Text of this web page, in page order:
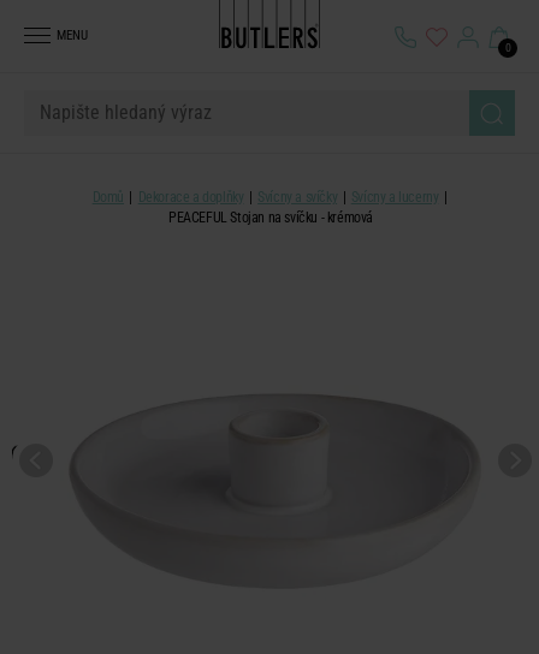
MENU
0
Domů Dekorace a doplňky Svícny a svíčky
Svícny a lucerny
PEACEFUL Stojan na svíčku - krémová